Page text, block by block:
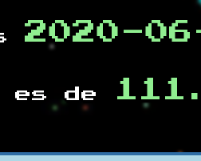
2020-
es de